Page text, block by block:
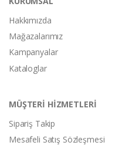
Hakkımızda
Mağazalarımız
Kampanyalar
Kataloglar
MÜŞTERİ HİZMETLERİ
Sipariş Takip
Mesafeli Satış Sözleşmesi